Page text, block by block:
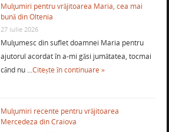
Mulţumiri pentru vrăjitoarea Maria, cea mai
bună din Oltenia
27 iulie 2026
Mulţumesc din suflet doamnei Maria pentru
ajutorul acordat în a-mi găsi jumătatea, tocmai
când nu …Citește în continuare »
Mulţumiri recente pentru vrăjitoarea
Mercedeza din Craiova